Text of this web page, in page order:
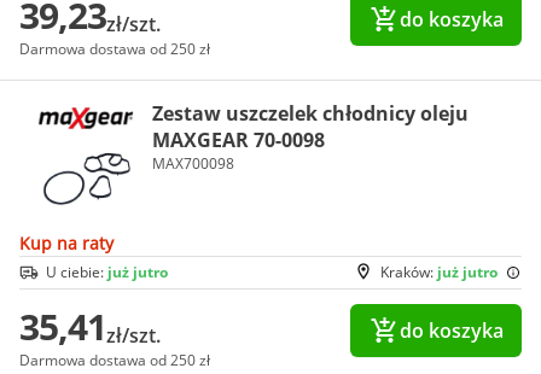
39,23zł/szt.
Darmowa dostawa od 250 zł
do koszyka
Zestaw uszczelek chłodnicy oleju
MAXGEAR 70-0098
MAX700098
Kup na raty
Kraków: już jutro
U ciebie: już jutro
35,41zł/szt.
Darmowa dostawa od 250 zł
do koszyka